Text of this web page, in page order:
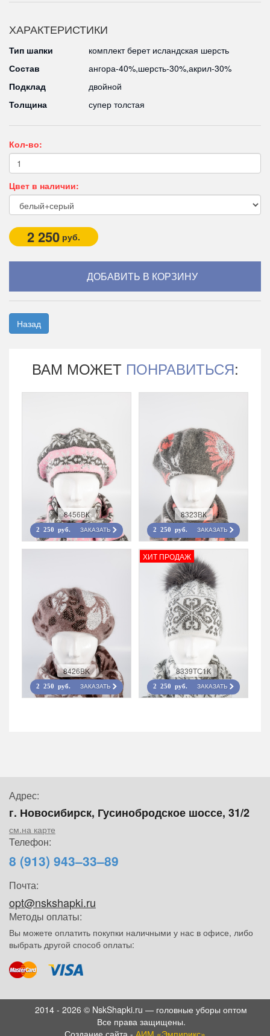
ХАРАКТЕРИСТИКИ
Тип шапки
комплект берет исландская шерсть
Состав
ангора-40%,шерсть-30%,акрил-30%
Подклад
двойной
Толщина
супер толстая
Кол-во:
Цвет в наличии:
2 250 руб.
Назад
ВАМ МОЖЕТ ПОНРАВИТЬСЯ:
8456ВК
2 250 руб. ЗАКАЗАТЬ
8323ВК
2 250 руб. ЗАКАЗАТЬ
8426ВK
2 250 руб. ЗАКАЗАТЬ
ХИТ ПРОДАЖ
8339TС1К
2 250 руб. ЗАКАЗАТЬ
Адрес:
г. Новосибирск, Гусинобродское шоссе, 31/2
см.на карте
Телефон:
8 (913) 943–33–89
Почта:
opt@nskshapki.ru
Методы оплаты:
Вы можете оплатить покупки наличными у нас в офисе, либо
выбрать другой способ оплаты:
2014 - 2026 © NskShapki.ru — головные уборы оптом
Все права защищены.
Создание сайта - АИМ «Эмпирикс»